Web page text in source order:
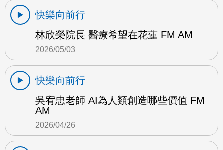
快樂向前行
林欣榮院長 醫療希望在花蓮 FM AM
2026/05/03
快樂向前行
吳宥忠老師 AI為人類創造哪些價值 FM
AM
2026/04/26